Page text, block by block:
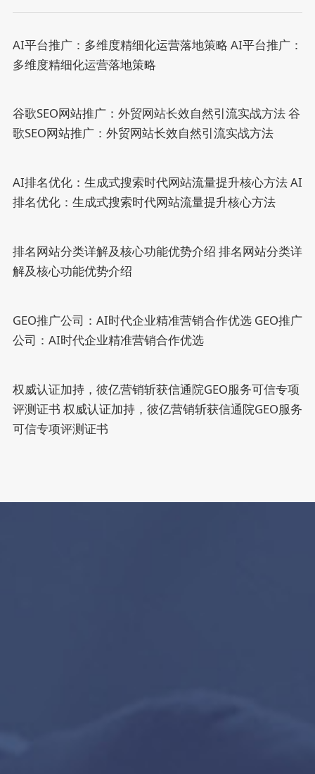
AI平台推广：多维度精细化运营落地策略 AI平台推广：
多维度精细化运营落地策略
谷歌SEO网站推广：外贸网站长效自然引流实战方法谷
歌SEO网站推广：外贸网站长效自然引流实战方法
AI排名优化：生成式搜索时代网站流量提升核心方法AI
排名优化：生成式搜索时代网站流量提升核心方法
排名网站分类详解及核心功能优势介绍 排名网站分类详
解及核心功能优势介绍
GEO推广公司：AI时代企业精准营销合作优选 GEO推广
公司：AI时代企业精准营销合作优选
权威认证加持，彼亿营销斩获信通院GEO服务可信专项
评测证书 权威认证加持，彼亿营销斩获信通院GEO服务
可信专项评测证书